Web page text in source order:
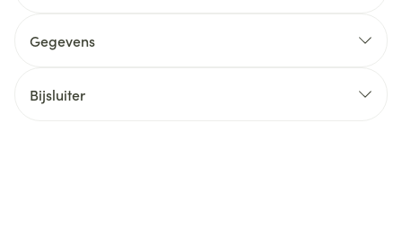
Gegevens
Bijsluiter